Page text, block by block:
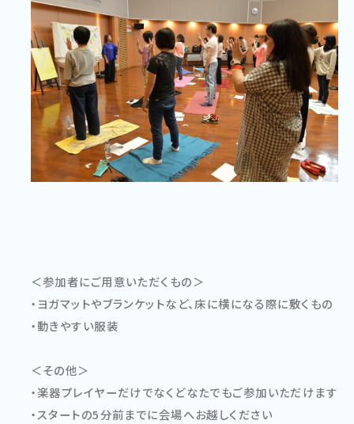
＜参加者にご用意いただくもの＞
ヨガマットやブランケットなど、床に横になる際に敷くもの
動きやすい服装
＜その他＞
楽器プレイヤーだけでなくどなたでもご参加いただけます
スタートの5分前までに会場へお越しください